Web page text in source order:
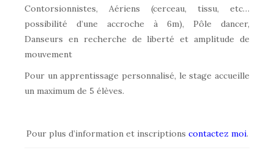
Contorsionnistes, Aériens (cerceau, tissu, etc…
possibilité d’une accroche à 6m), Pôle dancer,
Danseurs en recherche de liberté et amplitude de
mouvement
Pour un apprentissage personnalisé, le stage accueille
un maximum de 5 élèves.
Pour plus d’information et inscriptions contactez moi.